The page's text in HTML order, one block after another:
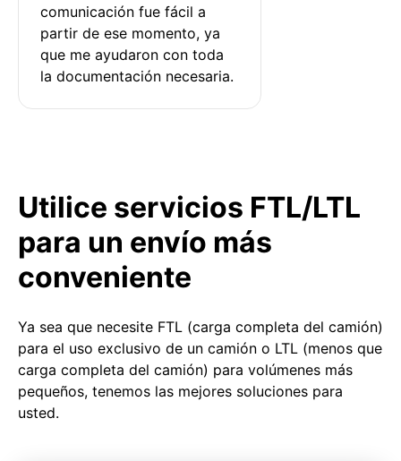
comunicación fue fácil a
partir de ese momento, ya
que me ayudaron con toda
la documentación necesaria.
Utilice servicios FTL/LTL
para un envío más
conveniente
Ya sea que necesite FTL (carga completa del camión)
para el uso exclusivo de un camión o LTL (menos que
carga completa del camión) para volúmenes más
pequeños, tenemos las mejores soluciones para
usted.